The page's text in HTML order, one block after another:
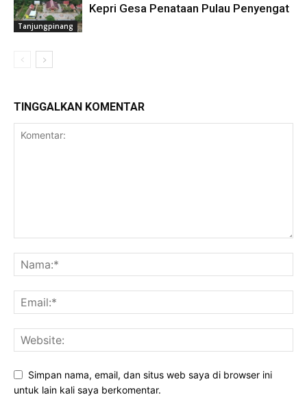
Tanjungpinang
Kepri Gesa Penataan Pulau Penyengat
TINGGALKAN KOMENTAR
Simpan nama, email, dan situs web saya di browser ini
untuk lain kali saya berkomentar.